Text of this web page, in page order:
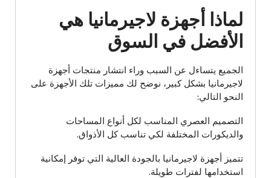
لماذا أجهزة لاجيرمانيا هي
الأفضل في السوق
الجميع يتساءل عن السبب وراء انتشار منتجات أجهزة
لاجيرمانيا بشكل كبير، نوضح لك مميزات تلك الأجهزة على
النحو التالي:
التصميم العصري المناسب لكل أنواع المساحات
والديكورات المختلفة لكي تناسب كل الأذواق.
تتميز أجهزة لاجيرمانيا بالجودة العالية التي توفر إمكانية
استخدامها لفترات طويلة.